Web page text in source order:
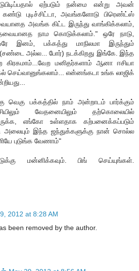
ஏற்படும் நன்மை என்று அவன்
கண்டு புடிச்சிட்டா, அவங்களோடு பிரெண்ட்ஸ்
அவங்க கிட்ட இருந்து வாங்கிக்கலாம்,
நாம கொடுக்கலாம்." ஒரே நாடு,
இனம், பக்கத்து மாநிலமா இருந்தும்
அல்ல... போர்) நடக்கிறது இங்கே. இந்த
மனிதர்களாம் ஆனா ஈசியா
செய்வானுங்கலாம்... என்னங்கடா உங்க லாஜிக்
வெகு பக்கத்தில் நாம் அன்றாடம் பார்க்கும்
வேதனையிலும் தற்கொலையில்
எங்கோ உள்ளதாக கற்பனைக்கப்படும்
அலையும் இந்த ஜந்துக்களுக்கு நான் சொல்ல
புடுங்க வேணாம்"
மன்னிக்கவும். பிங் செய்யுங்கள்.
2012 at 8:28 AM
been removed by the author.